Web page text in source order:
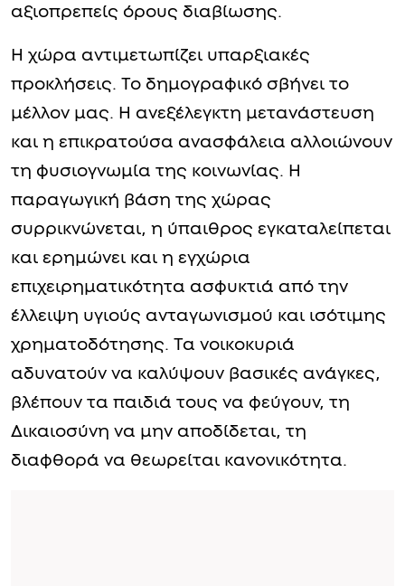
αξιοπρεπείς όρους διαβίωσης.
Η χώρα αντιμετωπίζει υπαρξιακές
προκλήσεις. Το δημογραφικό σβήνει το
μέλλον μας. Η ανεξέλεγκτη μετανάστευση
και η επικρατούσα ανασφάλεια αλλοιώνουν
τη φυσιογνωμία της κοινωνίας. Η
παραγωγική βάση της χώρας
συρρικνώνεται, η ύπαιθρος εγκαταλείπεται
και ερημώνει και η εγχώρια
επιχειρηματικότητα ασφυκτιά από την
έλλειψη υγιούς ανταγωνισμού και ισότιμης
χρηματοδότησης. Τα νοικοκυριά
αδυνατούν να καλύψουν βασικές ανάγκες,
βλέπουν τα παιδιά τους να φεύγουν, τη
Δικαιοσύνη να μην αποδίδεται, τη
διαφθορά να θεωρείται κανονικότητα.